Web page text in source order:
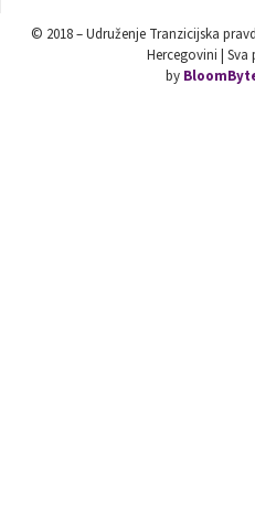
© 2018 – Udruženje Tranzicijska
Hercegovini |
by